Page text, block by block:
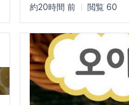
約20時間 前 閲覧 60